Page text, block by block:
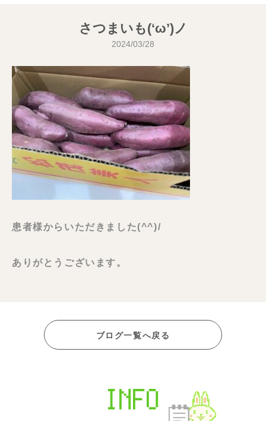
さつまいも(‘ω’)ノ
2024/03/28
患者様からいただきました(^^)/
ありがとうございます。
ブログ一覧へ戻る
INFO